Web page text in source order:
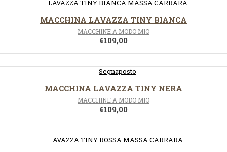
MACCHINA LAVAZZA TINY BIANCA
MACCHINE A MODO MIO
€109,00
MACCHINA LAVAZZA TINY NERA
MACCHINE A MODO MIO
€109,00